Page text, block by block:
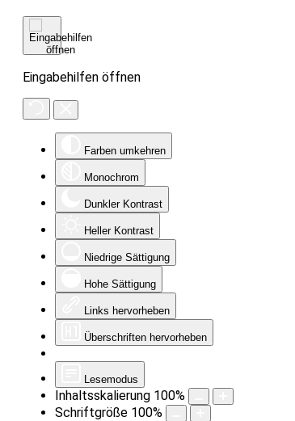
Eingabehilfen öffnen
Farben umkehren
Monochrom
Dunkler Kontrast
Heller Kontrast
Niedrige Sättigung
Hohe Sättigung
Links hervorheben
Überschriften hervorheben
Lesemodus
Inhaltsskalierung 100%
Schriftgröße 100%